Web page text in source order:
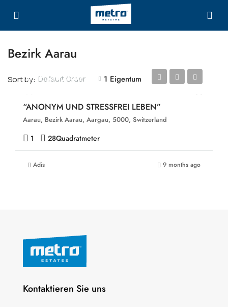
Bezirk Aarau
1 Eigentum
Sort by: Default Order
CHF339,900
“ANONYM UND STRESSFREI LEBEN”
Aarau, Bezirk Aarau, Aargau, 5000, Switzerland
1 28Quadratmeter
Adis 9 months ago
Kontaktieren Sie uns